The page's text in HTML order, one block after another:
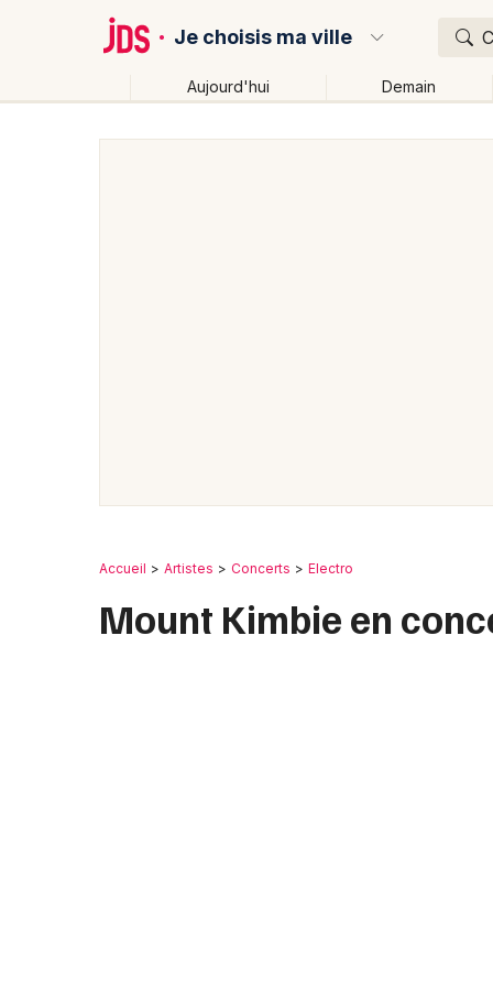
Je choisis ma ville
Aujourd'hui Demain
Accueil Artistes Concerts Electro
Mount Kimbie en